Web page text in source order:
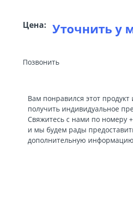
Цена: Уточнить у
Позвонить
Вам понравился этот продукт
получить индивидуальное
Свяжитесь с нами по номеру
и мы будем рады
дополнительную